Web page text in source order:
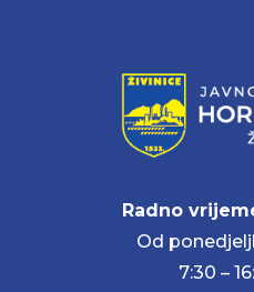
Radno
Od
7:30 –